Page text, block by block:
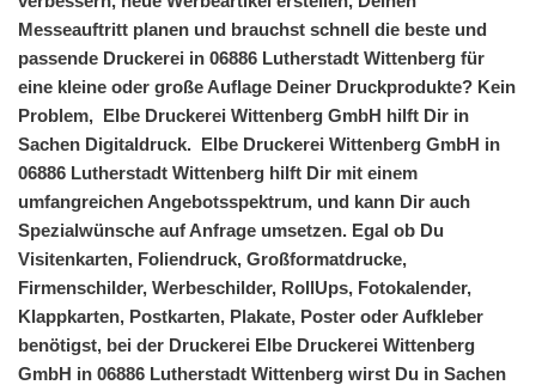
Messeauftritt planen und brauchst schnell die beste und
passende Druckerei in 06886 Lutherstadt Wittenberg für
eine kleine oder große Auflage Deiner Druckprodukte? Kein
Problem, Elbe Druckerei Wittenberg GmbH hilft Dir in
Sachen Digitaldruck. Elbe Druckerei Wittenberg GmbH in
06886 Lutherstadt Wittenberg hilft Dir mit einem
umfangreichen Angebotsspektrum, und kann Dir auch
Spezialwünsche auf Anfrage umsetzen. Egal ob Du
Visitenkarten, Foliendruck, Großformatdrucke,
Firmenschilder, Werbeschilder, RollUps, Fotokalender,
Klappkarten, Postkarten, Plakate, Poster oder Aufkleber
benötigst, bei der Druckerei Elbe Druckerei Wittenberg
GmbH in 06886 Lutherstadt Wittenberg wirst Du in Sachen